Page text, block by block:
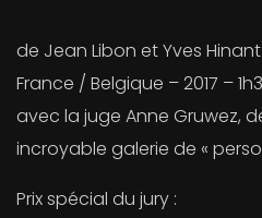
de Jean Libon et Yves Hinant
France / Belgique – 2017 –
avec la juge Anne Gruwez,
incroyable galerie de «
Prix spécial du jury :